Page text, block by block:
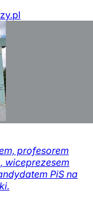
profesorem
wiceprezesem
PiS na